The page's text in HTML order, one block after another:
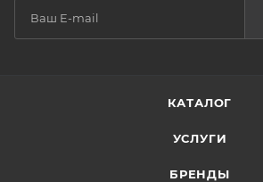
КАТАЛОГ
УСЛУГИ
БРЕНДЫ